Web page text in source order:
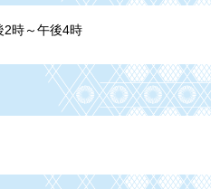
2時～午後4時